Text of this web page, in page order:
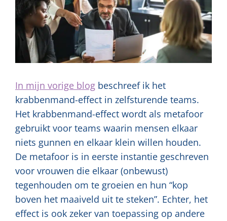
In mijn vorige blog beschreef ik het
krabbenmand-effect in zelfsturende teams.
Het krabbenmand-effect wordt als metafoor
gebruikt voor teams waarin mensen elkaar
niets gunnen en elkaar klein willen houden.
De metafoor is in eerste instantie geschreven
voor vrouwen die elkaar (onbewust)
tegenhouden om te groeien en hun “kop
boven het maaiveld uit te steken”. Echter, het
effect is ook zeker van toepassing op andere